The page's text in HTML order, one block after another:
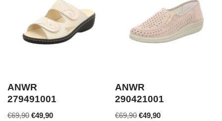
ANWR
279491001
€69,90 €49,90
ANWR
290421001
€69,90 €49,90